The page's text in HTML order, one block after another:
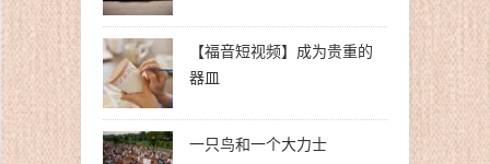
【福音短视频】成为贵重的
器皿
一只鸟和一个大力士